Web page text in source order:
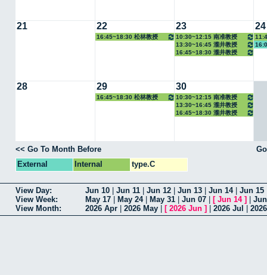
21 22
16:45~18:30 松林教授
23
10:30~12:15 南准教授
13:30~16:45 瀧井教授
16:45~18:30 瀧井教授
24
28 29
16:45~18:30 松林教授
30
10:30~12:15 南准教授
13:30~16:45 瀧井教授
16:45~18:30 瀧井教授
<< Go To Month Before
External
Internal type.C
View Day: Jun 10 Jun 11 Jun 12 Jun 13 Jun 14| Jun 15
View Week:
May 17 May 24| May 31 Jun 07 [ Jun 14]
View Month:
2026 Apr 2026 May [ 2026 Jun ] 2026 Jul